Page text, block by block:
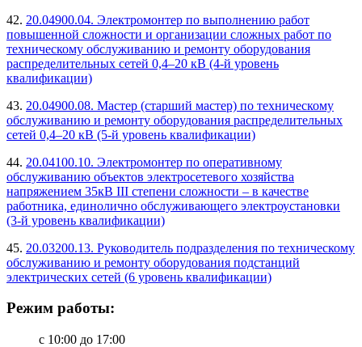
42. 20.04900.04. Электромонтер по выполнению работ
повышенной сложности и организации сложных работ по
техническому обслуживанию и ремонту оборудования
распределительных сетей 0,4–20 кВ (4-й уровень
квалификации)
43. 20.04900.08. Мастер (старший мастер) по техническому
обслуживанию и ремонту оборудования распределительных
сетей 0,4–20 кВ (5-й уровень квалификации)
44. 20.04100.10. Электромонтер по оперативному
обслуживанию объектов электросетевого хозяйства
напряжением 35кВ III степени сложности – в качестве
работника, единолично обслуживающего электроустановки
(3-й уровень квалификации)
45. 20.03200.13. Руководитель подразделения по техническому
обслуживанию и ремонту оборудования подстанций
электрических сетей (6 уровень квалификации)
Режим работы:
с 10:00 до 17:00